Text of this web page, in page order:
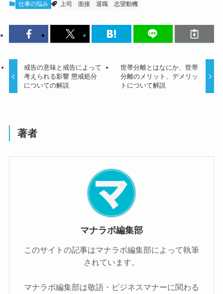
仕事の悩み 上司 面接 退職 志望動機
戒告の意味と戒告によって
考えられる影響 懲戒処分
についての解説
世帯分離とはなにか、世帯
分離のメリット、デメリッ
トについて解説
著者
マナラボ編集部
このサイトの記事はマナラボ編集部によって執筆
されています。
マナラボ編集部は敬語・ビジネスマナーに関わる